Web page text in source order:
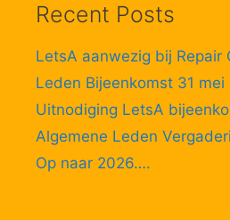
Recent Posts
LetsA aanwezig bij Repair
Leden Bijeenkomst 31 mei
Uitnodiging LetsA
Algemene Leden
Op naar 2026….